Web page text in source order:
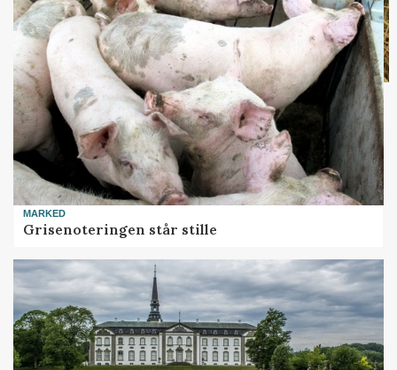
MARKED
Grisenoteringen står stille